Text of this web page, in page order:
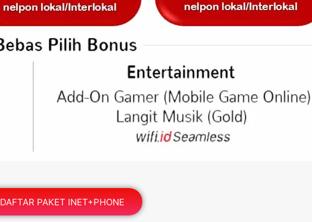
DAFTAR PAKET INET+PHONE